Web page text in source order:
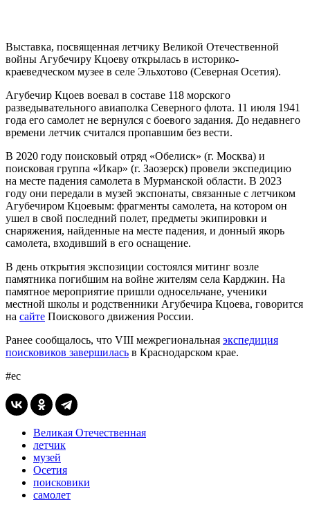
Выставка, посвященная летчику Великой Отечественной
войны Агубечиру Кцоеву открылась в историко-
краеведческом музее в селе Эльхотово (Северная Осетия).
Агубечир Кцоев воевал в составе 118 морского
разведывательного авиаполка Северного флота. 11 июля 1941
года его самолет не вернулся с боевого задания. До недавнего
времени летчик считался пропавшим без вести.
В 2020 году поисковый отряд «Обелиск» (г. Москва) и
поисковая группа «Икар» (г. Заозерск) провели экспедицию
на месте падения самолета в Мурманской области. В 2023
году они передали в музей экспонаты, связанные с летчиком
Агубечиром Кцоевым: фрагменты самолета, на котором он
ушел в свой последний полет, предметы экипировки и
снаряжения, найденные на месте падения, и донный якорь
самолета, входивший в его оснащение.
В день открытия экспозиции состоялся митинг возле
памятника погибшим на войне жителям села Карджин. На
памятное мероприятие пришли односельчане, ученики
местной школы и родственники Агубечира Кцоева, говорится
на сайте Поискового движения России.
Ранее сообщалось, что VIII межрегиональная экспедиция
поисковиков завершилась в Краснодарском крае.
#ес
Великая Отечественная
летчик
музей
Осетия
поисковики
самолет